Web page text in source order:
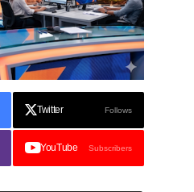
Twitter Follows
YouTube Subscribers